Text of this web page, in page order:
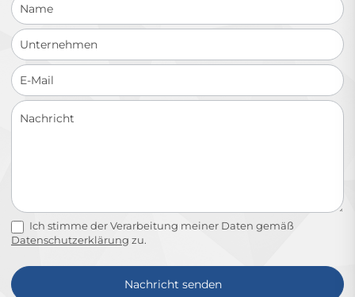
Ich stimme der Verarbeitung meiner Daten gemäß
Datenschutzerklärung zu.
Nachricht senden